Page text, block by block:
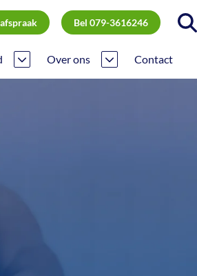
Bel 079-3616246
Over ons Contact